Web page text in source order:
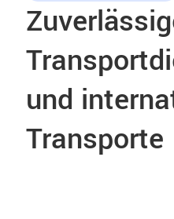
und
Transporte